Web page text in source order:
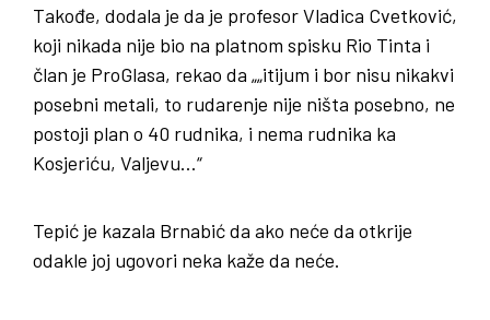
Takođe, dodala je da je profesor Vladica Cvetković,
koji nikada nije bio na platnom spisku Rio Tinta i
član je ProGlasa, rekao da „„itijum i bor nisu nikakvi
posebni metali, to rudarenje nije ništa posebno, ne
postoji plan o 40 rudnika, i nema rudnika ka
Kosjeriću, Valjevu…“
Tepić je kazala Brnabić da ako neće da otkrije
odakle joj ugovori neka kaže da neće.